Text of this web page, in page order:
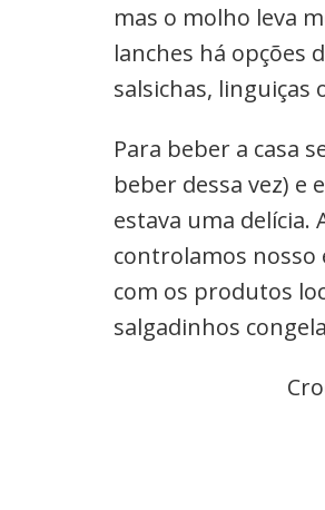
mas o molho leva
lanches há opções
salsichas, linguiças
Para beber a casa
beber dessa vez) e
estava uma delícia.
controlamos nosso
com os produtos
salgadinhos